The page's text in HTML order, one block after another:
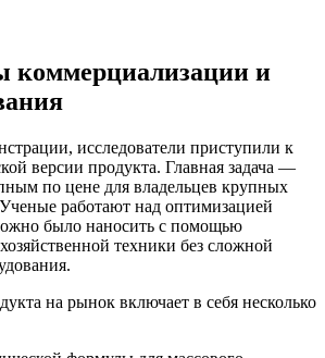
коммерциализации и
исследователи приступили к
версии продукта. Главная задача —
по цене для владельцев крупных
работают над оптимизацией
было наносить с помощью
техники без сложной
на рынок включает в себя несколько